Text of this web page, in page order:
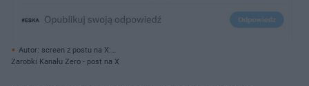
Autor: screen z postu na X:
https://x.com/K_Stanowski/status/1792117893032755256/ Archiwum
Zarobki Kanału Zero - post na X